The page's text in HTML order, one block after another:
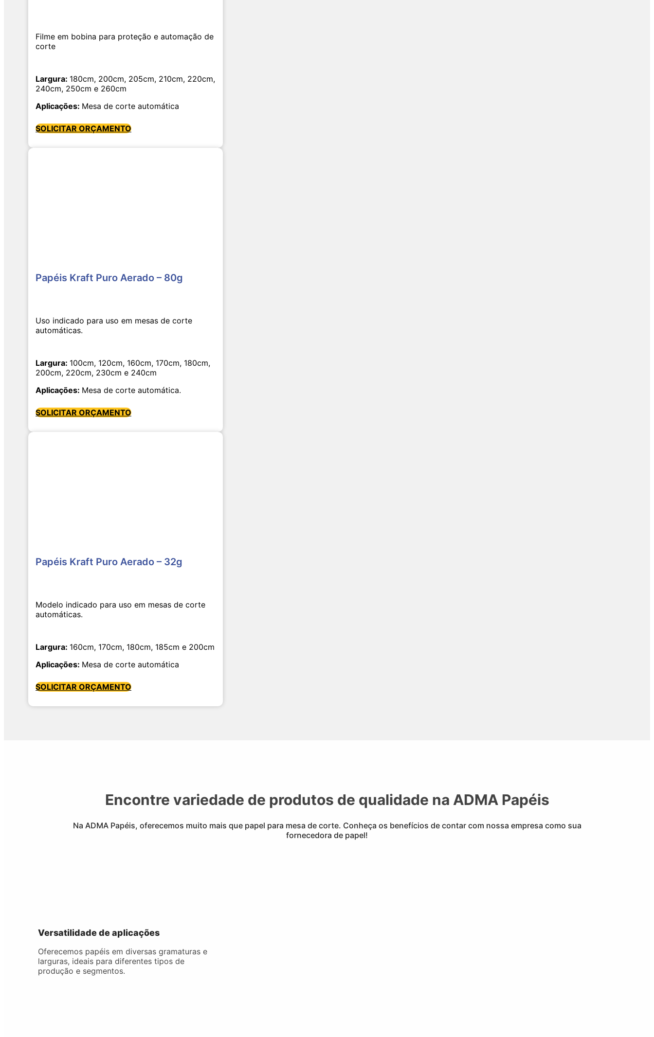
Filme em bobina para proteção e automação de
corte
Largura: 180cm, 200cm, 205cm, 210cm, 220cm,
240cm, 250cm e 260cm
Aplicações: Mesa de corte automática
SOLICITAR ORÇAMENTO
Papéis Kraft Puro Aerado – 80g
Uso indicado para uso em mesas de corte
automáticas.
Largura: 100cm, 120cm, 160cm, 170cm, 180cm,
200cm, 220cm, 230cm e 240cm
Aplicações: Mesa de corte automática.
SOLICITAR ORÇAMENTO
Papéis Kraft Puro Aerado – 32g
Modelo indicado para uso em mesas de corte
automáticas.
Largura: 160cm, 170cm, 180cm, 185cm e 200cm
Aplicações: Mesa de corte automática
SOLICITAR ORÇAMENTO
Encontre variedade de produtos de qualidade na ADMA Papéis
Na ADMA Papéis, oferecemos muito mais que papel para mesa de corte. Conheça os benefícios de contar com nossa empresa como sua
fornecedora de papel!
Versatilidade de aplicações
Oferecemos papéis em diversas gramaturas e
larguras, ideais para diferentes tipos de
produção e segmentos.